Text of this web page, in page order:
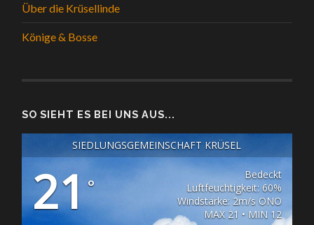
Über die Krüsellinde
Könige & Bosse
SO SIEHT ES BEI UNS AUS...
SIEDLUNGSGEMEINSCHAFT KRÜSEL
21°
Bedeckt
Luftfeuchtigkeit: 60%
Windstärke: 2m/s ONO
MAX 21 • MIN 12